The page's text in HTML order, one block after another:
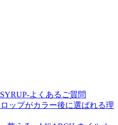
よくあるご質問
ップがカラー後に選ばれる理